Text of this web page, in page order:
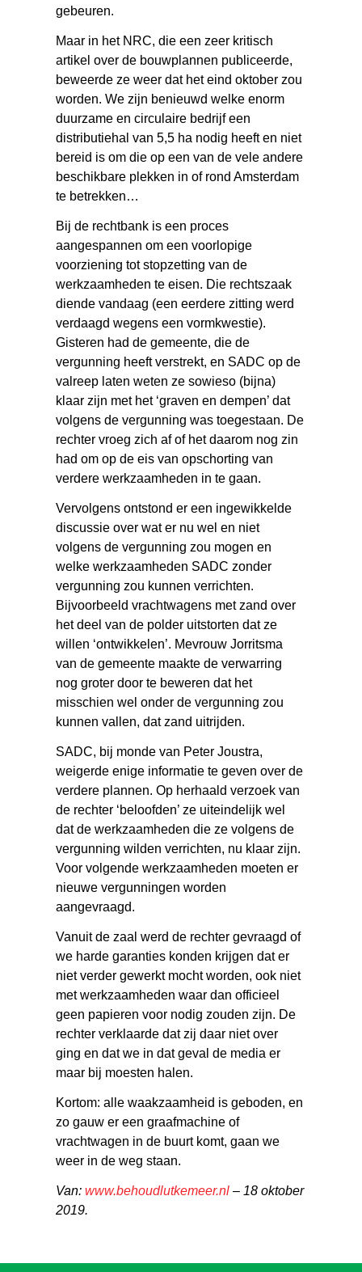
gebeuren.
Maar in het NRC, die een zeer kritisch
artikel over de bouwplannen publiceerde,
beweerde ze weer dat het eind oktober zou
worden. We zijn benieuwd welke enorm
duurzame en circulaire bedrijf een
distributiehal van 5,5 ha nodig heeft en niet
bereid is om die op een van de vele andere
beschikbare plekken in of rond Amsterdam
te betrekken…
Bij de rechtbank is een proces
aangespannen om een voorlopige
voorziening tot stopzetting van de
werkzaamheden te eisen. Die rechtszaak
diende vandaag (een eerdere zitting werd
verdaagd wegens een vormkwestie).
Gisteren had de gemeente, die de
vergunning heeft verstrekt, en SADC op de
valreep laten weten ze sowieso (bijna)
klaar zijn met het ‘graven en dempen’ dat
volgens de vergunning was toegestaan. De
rechter vroeg zich af of het daarom nog zin
had om op de eis van opschorting van
verdere werkzaamheden in te gaan.
Vervolgens ontstond er een ingewikkelde
discussie over wat er nu wel en niet
volgens de vergunning zou mogen en
welke werkzaamheden SADC zonder
vergunning zou kunnen verrichten.
Bijvoorbeeld vrachtwagens met zand over
het deel van de polder uitstorten dat ze
willen ‘ontwikkelen’. Mevrouw Jorritsma
van de gemeente maakte de verwarring
nog groter door te beweren dat het
misschien wel onder de vergunning zou
kunnen vallen, dat zand uitrijden.
SADC, bij monde van Peter Joustra,
weigerde enige informatie te geven over de
verdere plannen. Op herhaald verzoek van
de rechter ‘beloofden’ ze uiteindelijk wel
dat de werkzaamheden die ze volgens de
vergunning wilden verrichten, nu klaar zijn.
Voor volgende werkzaamheden moeten er
nieuwe vergunningen worden
aangevraagd.
Vanuit de zaal werd de rechter gevraagd of
we harde garanties konden krijgen dat er
niet verder gewerkt mocht worden, ook niet
met werkzaamheden waar dan officieel
geen papieren voor nodig zouden zijn. De
rechter verklaarde dat zij daar niet over
ging en dat we in dat geval de media er
maar bij moesten halen.
Kortom: alle waakzaamheid is geboden, en
zo gauw er een graafmachine of
vrachtwagen in de buurt komt, gaan we
weer in de weg staan.
Van:www.behoudlutkemeer.nl – 18 oktober
2019.